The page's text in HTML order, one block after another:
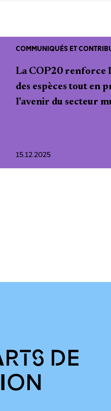
COMMUNIQUÉS ET
La COP20 renforce
des espèces tout en
l’avenir du secteur
15.12.2025
DE